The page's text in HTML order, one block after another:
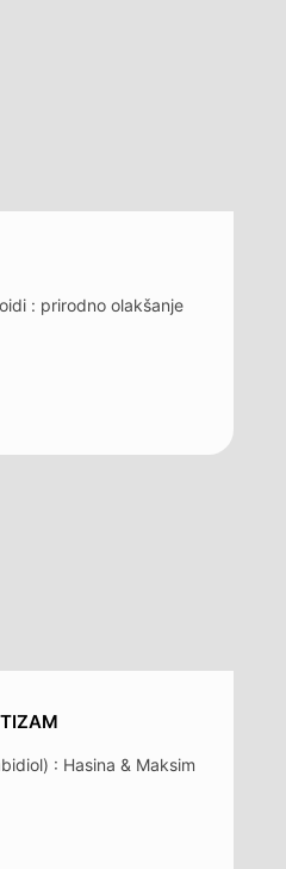
: prirodno olakšanje
: Hasina & Maksim